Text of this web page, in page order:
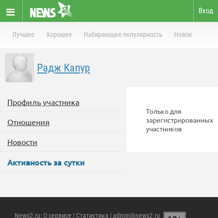
Вход
Лучшее Хорошее Набирающее популярность Новое
Радж Капур
Профиль участника
Отношения
Новости
Активность за сутки
Только для
зарегистрированных
участников
News2.ru: О сервисе | Статистика | admin@news2.ru